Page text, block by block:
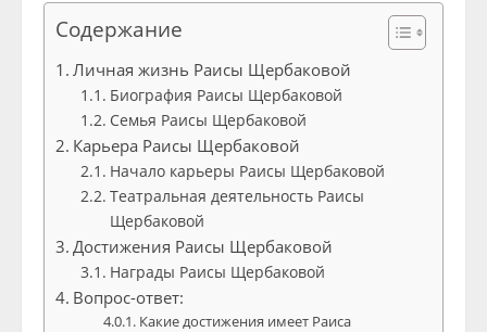
Содержание
Личная жизнь Раисы Щербаковой
Биография Раисы Щербаковой
Семья Раисы Щербаковой
Карьера Раисы Щербаковой
Начало карьеры Раисы Щербаковой
Театральная деятельность Раисы
Щербаковой
Достижения Раисы Щербаковой
Награды Раисы Щербаковой
Вопрос-ответ:
Какие достижения имеет Раиса